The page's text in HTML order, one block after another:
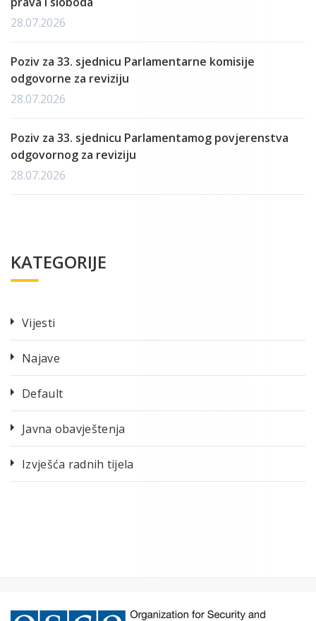
28.07.2026
Poziv za 33. sjednicu Parlamentarne komisije
odgovorne za reviziju
28.07.2026
Poziv za 33. sjednicu Parlamentamog povjerenstva
odgovornog za reviziju
28.07.2026
KATEGORIJE
Vijesti
Najave
Default
Javna obavještenja
Izvješća radnih tijela